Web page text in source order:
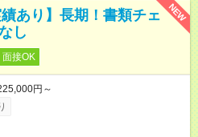
NEW
あり】長期！書類チェ
し
面接OK
円～